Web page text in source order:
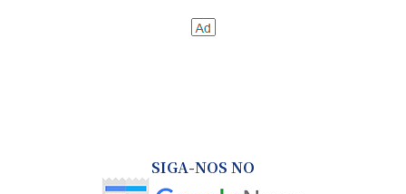
SIGA-NOS NO